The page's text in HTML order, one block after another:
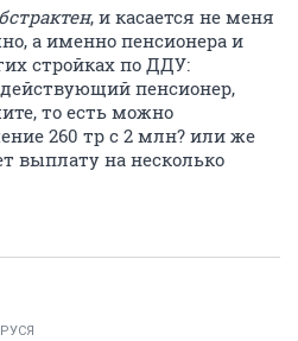
, и касается не меня
а именно пенсионера и
стройках по ДДУ:
пенсионер,
то есть можно
260 тр с 2 млн? или же
выплату на несколько